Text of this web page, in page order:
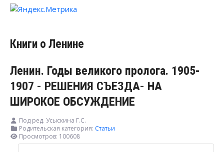
Книги о Ленине
Ленин. Годы великого пролога. 1905-
1907 - РЕШЕНИЯ СЪЕЗДА- НА
ШИРОКОЕ ОБСУЖДЕНИЕ
Под ред. Усыскина Г.С.
Родительская категория: Статьи
Просмотров: 100608